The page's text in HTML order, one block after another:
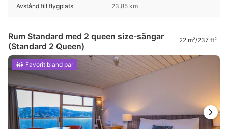
Avstånd till flygplats 23,85 km
Rum Standard med 2 queen size-sängar
(Standard 2 Queen)
22 m²/237 ft²
Favorit bland par